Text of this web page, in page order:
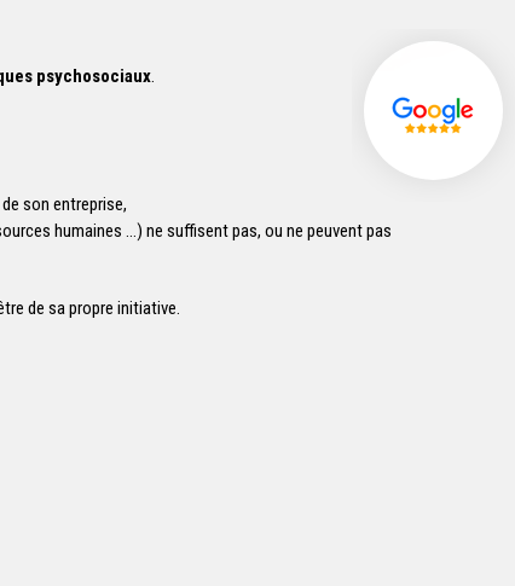
psychosociaux.
son entreprise,
humaines …) ne suffisent pas, ou ne peuvent pas
de sa propre initiative.